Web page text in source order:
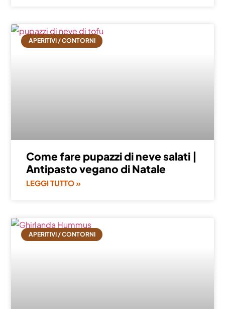
APERITIVI / CONTORNI
Come fare pupazzi di neve salati |
Antipasto vegano di Natale
LEGGI TUTTO »
APERITIVI / CONTORNI